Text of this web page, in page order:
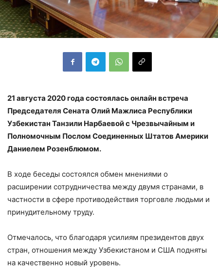
21 августа 2020 года состоялась онлайн встреча
Председателя Сената Олий Мажлиса Республики
Узбекистан Танзили Нарбаевой с Чрезвычайным и
Полномочным Послом Соединенных Штатов Америки
Даниелем Розенблюмом.
В ходе беседы состоялся обмен мнениями о
расширении сотрудничества между двумя странами, в
частности в сфере противодействия торговле людьми и
принудительному труду.
Отмечалось, что благодаря усилиям президентов двух
стран, отношения между Узбекистаном и США подняты
на качественно новый уровень.